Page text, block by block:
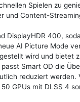
Spielen zu
und Content-
DisplayHDR 400,
AI Picture Mode
wird und bietet
Smart OD die
reduziert werden.
GPUs mit DLSS 4